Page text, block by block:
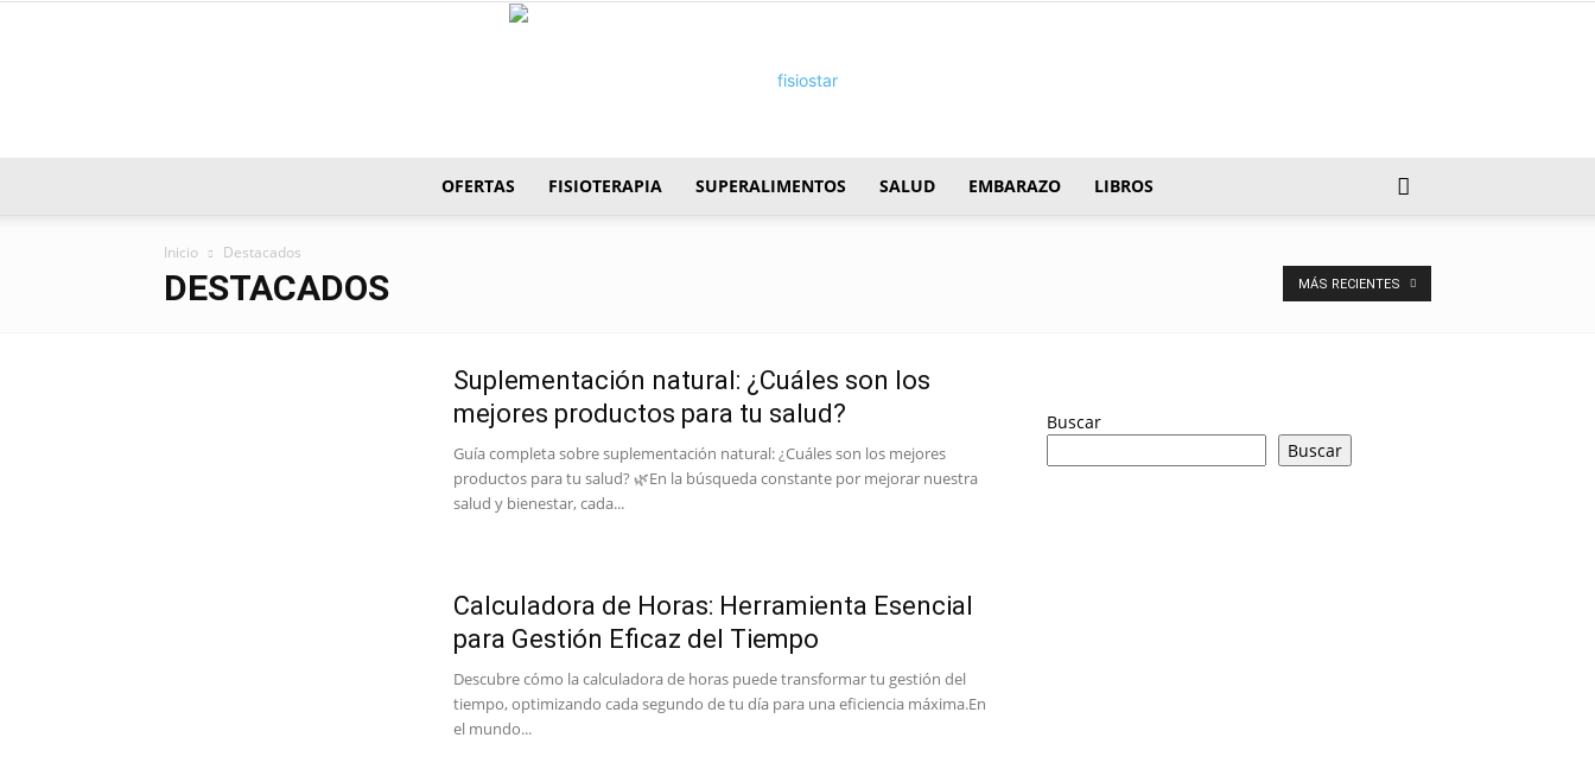
OFERTAS FISIOTERAPIA SUPERALIMENTOS SALUD EMBARAZO LIBROS
Inicio Destacados
DESTACADOS MÁS RECIENTES
Suplementación natural: ¿Cuáles son los
mejores productos para tu salud?
Guía completa sobre suplementación natural: ¿Cuáles son los mejores
productos para tu salud? 🌿En la búsqueda constante por mejorar nuestra
salud y bienestar, cada...
Calculadora de Horas: Herramienta Esencial
para Gestión Eficaz del Tiempo
Descubre cómo la calculadora de horas puede transformar tu gestión del
tiempo, optimizando cada segundo de tu día para una eficiencia máxima.En
el mundo...
Buscar
Buscar